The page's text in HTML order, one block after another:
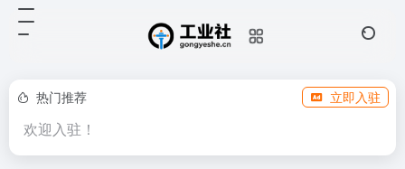
热门推荐 立即入驻
欢迎入驻！